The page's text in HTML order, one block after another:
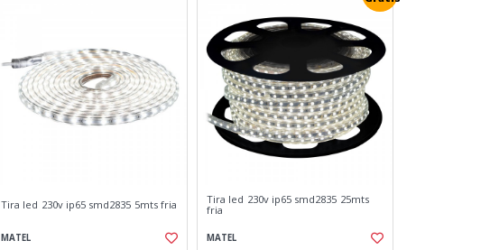
Tira led 230v ip65 smd2835 5mts fria
MATEL
Tira led 230v ip65 smd2835 25mts
fria
MATEL